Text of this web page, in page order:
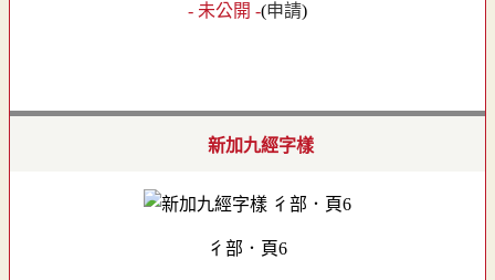
- 未公開 -(申請)
新加九經字樣
彳部．頁6